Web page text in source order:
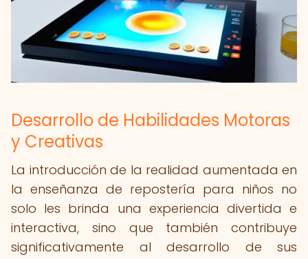
Desarrollo de Habilidades Motoras
y Creativas
La introducción de la realidad aumentada en
la enseñanza de repostería para niños no
solo les brinda una experiencia divertida e
interactiva, sino que también contribuye
significativamente al desarrollo de sus